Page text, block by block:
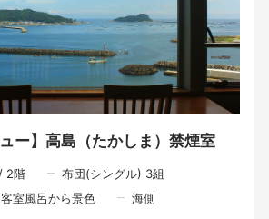
ではなく、器を手に取る瞬間、大切な方と
広がる景色。
とき、食事はただの時間ではなく、旅の大
と私たちは考えています。
ながら、北浦の恵みを感じていただく時間
し離れ、ゆっくりと流れる朝のひととき。
の記憶の一つとなりますように。
でのご案内となります。
ー】高島（たかしま）禁煙室
/ 2階
布団(シングル) 3組
客室風呂から景色 海側